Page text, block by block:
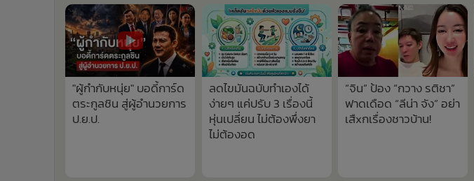
"ผู้กำกับหนุ่ย" บอดี้การ์ด
ตระกูลชิน สู่ผู้อำนวยการ
ป.ย.ป.
ลดไขมันฉบับทำเองได้
ง่ายๆ แค่ปรับ 3 เรื่องนี้
หุ่นเปลี่ยน ไม่ต้องพึ่งยา
ไม่ต้องอด
“จิน” ป้อง “กวาง รติชา”
ฟาดเดือด “ลีน่า จัง” อย่า
เสืxกเรื่องชาวบ้าน!